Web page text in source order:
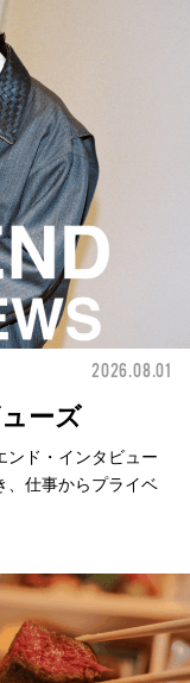
2026.08.01
ーズ
ンド・インタビュー
、仕事からプライベ